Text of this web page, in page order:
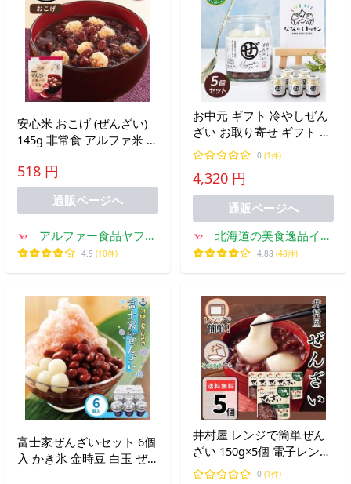
安心米 おこげ (ぜんざい)
145g 非常食 アルファ米 7
ち米 美味しい アルファー
食品
518 円
通販ページへ
アルファー食品ヤフー
店
4.9 (10件)
お中元 ギフト 冷やしぜん
ざい お取り寄せ ギフト プ
レーン 5個入り ぜんざい
冷やし和菓子 冷やし団子
瓶 プレゼント 和菓子 スイ
ーツ 爆買
0 (1件)
4,320 円
通販ページへ
北海道の美食逸品イラ
ンカラプテ
4.88 (48件)
富士家ぜんざいセット 6個
入 かき氷 金時豆 白玉 ぜ
井村屋 レンジで簡単ぜん
ざい 150g×5個 電子レンジ
パウチ 冷やしぜんざい お
0 (1件)